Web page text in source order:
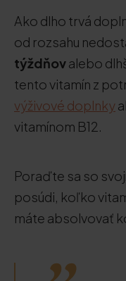
Ako dlho trvá
od rozsahu
týždňovalebo
tento vitamín z
výživové doplnky
vitamínom B12.
Poraďte sa so
posúdi, koľko
máte absolvovať